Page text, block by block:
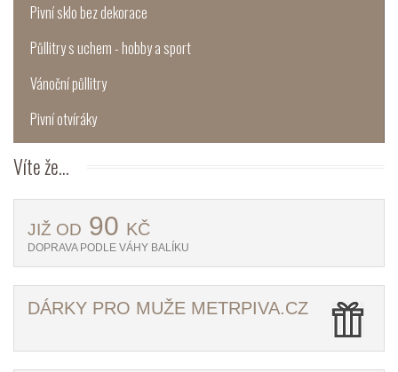
Pivní sklo bez dekorace
Půllitry s uchem - hobby a sport
Vánoční půllitry
Pivní otvíráky
Víteže...
JIŽ OD 90 KČ
DOPRAVA PODLE VÁHY BALÍKU
DÁRKY PRO MUŽE METRPIVA.CZ